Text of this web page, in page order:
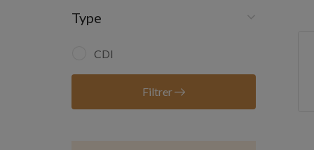
Aube
Aude
Bas-Rhin
Type
CDI
Filtrer